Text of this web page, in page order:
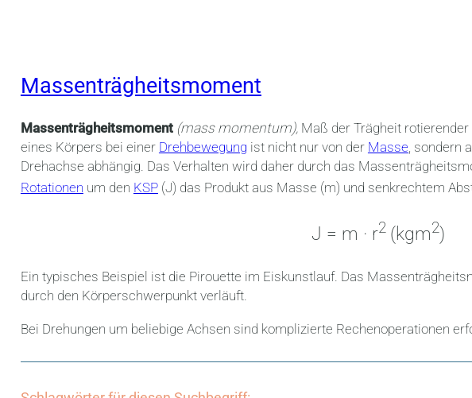
Massenträgheitsmoment
Massenträgheitsmoment (mass momentum), Maß der Trägheit rotierender
eines Körpers bei einer Drehbewegung ist nicht nur von der Masse, sondern
Drehachse abhängig. Das Verhalten wird daher durch das
Rotationen um den KSP(J) das Produkt aus Masse (m) und senkrechtem
J = m · r2 (kgm2)
Ein typisches Beispiel ist die Pirouette im Eiskunstlauf. Das
durch den Körperschwerpunkt verläuft.
Bei Drehungen um beliebige Achsen sind komplizierte Rechenoperationen